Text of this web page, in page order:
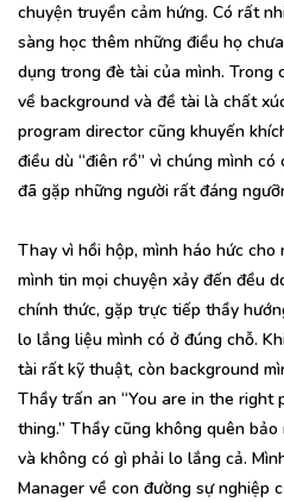
chuyện truyền cảm hứng. Có rất
sàng học thêm những điều họ
dụng trong đè tài của mình. Trong
về background và đề tài là chất
program director cũng khuyến
điều dù “điên rồ” vì chúng mình
đã gặp những người rất đáng
Thay vì hồi hộp, mình háo hức
mình tin mọi chuyện xảy đến đều
chính thức, gặp trực tiếp thầy
lo lắng liệu mình có ở đúng chỗ.
tài rất kỹ thuật, còn background
Thầy trấn an “You are in the
thing.” Thầy cũng không quên
và không có gì phải lo lắng cả.
Manager về con đường sự nghiệp